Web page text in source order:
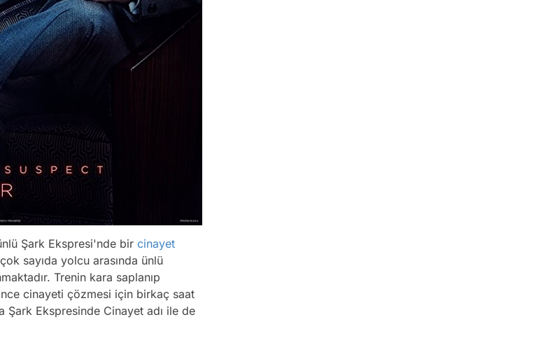
Şark Ekspresi'nde bir cinayet
sayıda yolcu arasında ünlü
Trenin kara saplanıp
cinayeti çözmesi için birkaç saat
Şark Ekspresinde Cinayet adı ile de